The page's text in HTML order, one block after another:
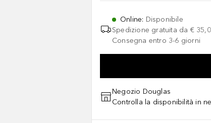
Online: Disponibile
Spedizione gratuita da €
Consegna entro 3-6 giorni
Negozio Douglas
Controlla la disponibilità in